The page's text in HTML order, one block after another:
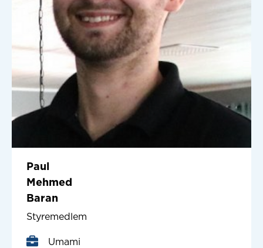
Paul
Mehmed
Baran
Styremedlem
Umami